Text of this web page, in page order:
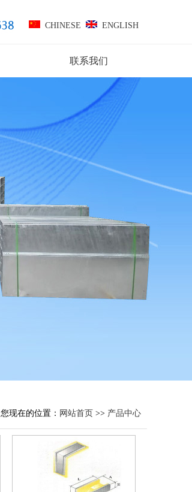
CHINESE ENGLISH
联系我们
您现在的位置： 网站首页 >> 产品中心